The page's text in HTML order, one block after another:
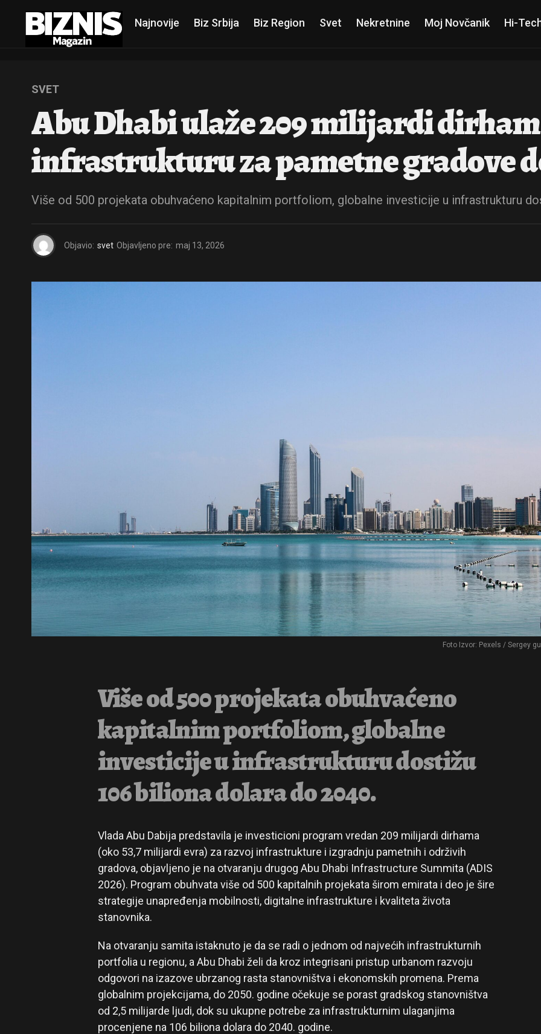
Najnovije Biz Srbija Biz Region Svet Nekretnine Moj Novčanik Hi-
SVET
Abu Dhabi ulaže 209 milijardi
infrastrukturu za pametne gradove
Više od 500 projekata obuhvaćeno kapitalnim portfoliom, globalne investicije u infrastrukturu
Objavio: svet Objavljeno pre: maj 13, 2026
Foto Izvor: Pexels / Sergey
Više od 500 projekata obuhvaćeno
kapitalnim portfoliom, globalne
investicije u infrastrukturu dostižu
106 biliona dolara do 2040.
Vlada Abu Dabija predstavila je investicioni program vredan 209 milijardi dirhama
(oko 53,7 milijardi evra) za razvoj infrastrukture i izgradnju pametnih i održivih
gradova, objavljeno je na otvaranju drugog Abu Dhabi Infrastructure Summita (ADIS
2026). Program obuhvata više od 500 kapitalnih projekata širom emirata i deo je šire
strategije unapređenja mobilnosti, digitalne infrastrukture i kvaliteta života
stanovnika.
Na otvaranju samita istaknuto je da se radi o jednom od najvećih infrastrukturnih
portfolia u regionu, a Abu Dhabi želi da kroz integrisani pristup urbanom razvoju
odgovori na izazove ubrzanog rasta stanovništva i ekonomskih promena. Prema
globalnim projekcijama, do 2050. godine očekuje se porast gradskog stanovništva
od 2,5 milijarde ljudi, dok su ukupne potrebe za infrastrukturnim ulaganjima
procenjene na 106 biliona dolara do 2040. godine.